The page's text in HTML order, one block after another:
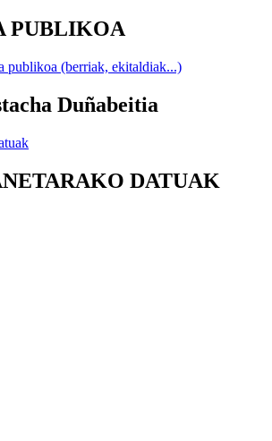
PUBLIKOA
publikoa (berriak, ekitaldiak...)
Duñabeitia
DATUAK